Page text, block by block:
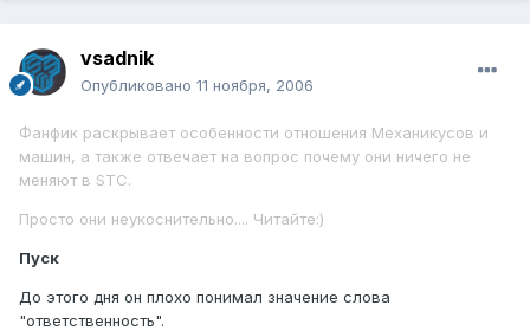
vsadnik
Опубликовано 11 ноября, 2006
Фанфик раскрывает особенности отношения Механикусов и
машин, а также отвечает на вопрос почему они ничего не
меняют в STC.
Просто они неукоснительно.... Читайте:)
Пуск
До этого дня он плохо понимал значение слова
"ответственность".